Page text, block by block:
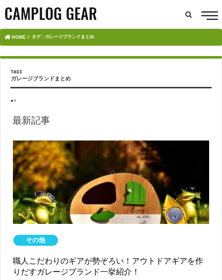
HOME タグ : ガレージブランドまとめ
ガレージブランドまとめ
●×
最新記事
その他
職人こだわりのギアが勢ぞろい！アウトドアギアを作
りだすガレージブランド一挙紹介！